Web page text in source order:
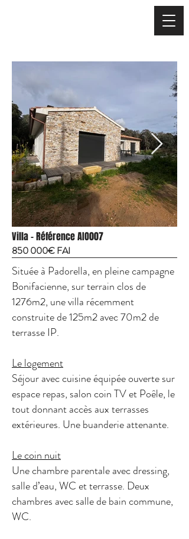
Villa - Référence AIO007
850 000€ FAI
Située à Padorella, en pleine campagne
Bonifacienne, sur terrain clos de
1276m2, une villa récemment
construite de 125m2 avec 70m2 de
terrasse IP.
Le logement
Séjour avec cuisine équipée ouverte sur
espace repas, salon coin TV et Poêle, le
tout donnant accès aux terrasses
extérieures. Une buanderie attenante.
Le coin nuit
Une chambre parentale avec dressing,
salle d’eau, WC et terrasse. Deux
chambres avec salle de bain commune,
WC.